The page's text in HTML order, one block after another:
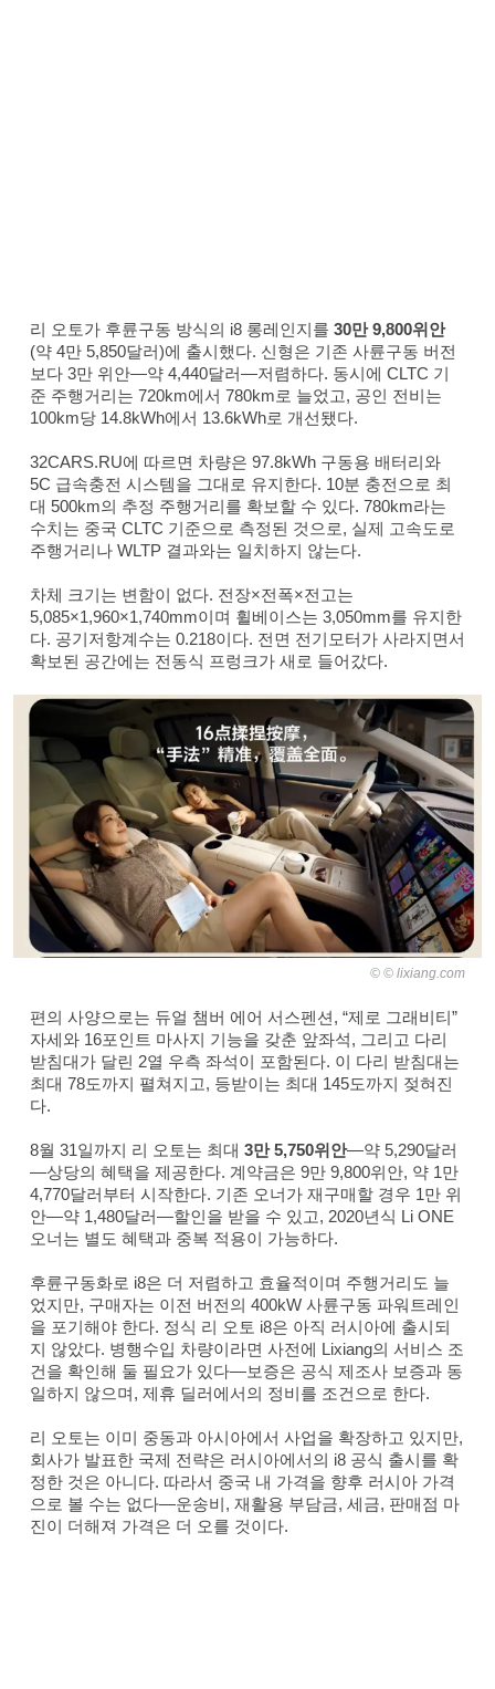
리 오토가 후륜구동 방식의 i8 롱레인지를 30만 9,800위안
(약 4만 5,850달러)에 출시했다. 신형은 기존 사륜구동 버전
보다 3만 위안—약 4,440달러—저렴하다. 동시에 CLTC 기
준 주행거리는 720km에서 780km로 늘었고, 공인 전비는
100km당 14.8kWh에서 13.6kWh로 개선됐다.
32CARS.RU에 따르면 차량은 97.8kWh 구동용 배터리와
5C 급속충전 시스템을 그대로 유지한다. 10분 충전으로 최
대 500km의 추정 주행거리를 확보할 수 있다. 780km라는
수치는 중국 CLTC 기준으로 측정된 것으로, 실제 고속도로
주행거리나 WLTP 결과와는 일치하지 않는다.
차체 크기는 변함이 없다. 전장×전폭×전고는
5,085×1,960×1,740mm이며 휠베이스는 3,050mm를 유지한
다. 공기저항계수는 0.218이다. 전면 전기모터가 사라지면서
확보된 공간에는 전동식 프렁크가 새로 들어갔다.
© lixiang.com
편의 사양으로는 듀얼 챔버 에어 서스펜션, “제로 그래비티”
자세와 16포인트 마사지 기능을 갖춘 앞좌석, 그리고 다리
받침대가 달린 2열 우측 좌석이 포함된다. 이 다리 받침대는
최대 78도까지 펼쳐지고, 등받이는 최대 145도까지 젖혀진
다.
8월 31일까지 리 오토는 최대 3만 5,750위안—약 5,290달러
—상당의 혜택을 제공한다. 계약금은 9만 9,800위안, 약 1만
4,770달러부터 시작한다. 기존 오너가 재구매할 경우 1만 위
안—약 1,480달러—할인을 받을 수 있고, 2020년식 Li ONE
오너는 별도 혜택과 중복 적용이 가능하다.
후륜구동화로 i8은 더 저렴하고 효율적이며 주행거리도 늘
었지만, 구매자는 이전 버전의 400kW 사륜구동 파워트레인
을 포기해야 한다. 정식 리 오토 i8은 아직 러시아에 출시되
지 않았다. 병행수입 차량이라면 사전에 Lixiang의 서비스 조
건을 확인해 둘 필요가 있다—보증은 공식 제조사 보증과 동
일하지 않으며, 제휴 딜러에서의 정비를 조건으로 한다.
리 오토는 이미 중동과 아시아에서 사업을 확장하고 있지만,
회사가 발표한 국제 전략은 러시아에서의 i8 공식 출시를 확
정한 것은 아니다. 따라서 중국 내 가격을 향후 러시아 가격
으로 볼 수는 없다—운송비, 재활용 부담금, 세금, 판매점 마
진이 더해져 가격은 더 오를 것이다.